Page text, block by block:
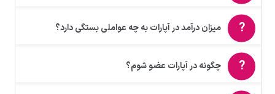
میزان درآمد در آپارات به چه عواملی بستگی دارد؟
چگونه در آپارات عضو شوم؟